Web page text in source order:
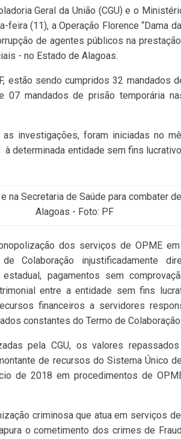
Geral da União (CGU) e o
feira (11), a Operação Florence “Dama
de agentes públicos na
- no Estado de Alagoas.
estão sendo cumpridos 32 mandados
07 mandados de prisão temporária
as investigações, foram iniciadas no
determinada entidade sem fins
na Secretaria de Saúde para combater
Alagoas - Foto: PF
dos serviços de OPME
Colaboração injustificadamente
pagamentos sem
entre a entidade sem fins
financeiros a servidores
constantes do Termo de Colaboração.
pela CGU, os valores
de recursos do Sistema Único
de 2018 em procedimentos de
criminosa que atua em serviços
o cometimento dos crimes de